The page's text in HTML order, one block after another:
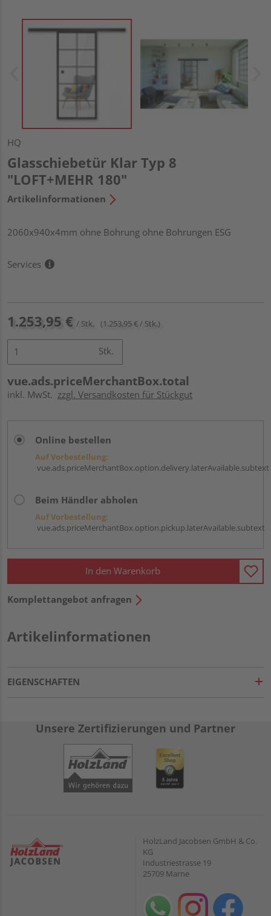
HQ
Glasschiebetür Klar Typ 8
"LOFT+MEHR 180"
Artikelinformationen
2060x940x4mm ohne Bohrung ohne Bohrungen ESG
Services
1.253,95 € / Stk. (1.253,95 € / Stk.)
Stk.
vue.ads.priceMerchantBox.total
inkl. MwSt. zzgl. Versandkosten für Stückgut
Online bestellen
Auf Vorbestellung:
vue.ads.priceMerchantBox.option.delivery.laterAvailable.subtext
Beim Händler abholen
Auf Vorbestellung:
vue.ads.priceMerchantBox.option.pickup.laterAvailable.subtext
In den Warenkorb
Komplettangebot anfragen
Artikelinformationen
EIGENSCHAFTEN
Unsere Zertifizierungen und Partner
HolzLand Jacobsen GmbH & Co.
KG
Industriestrasse 19
25709 Marne